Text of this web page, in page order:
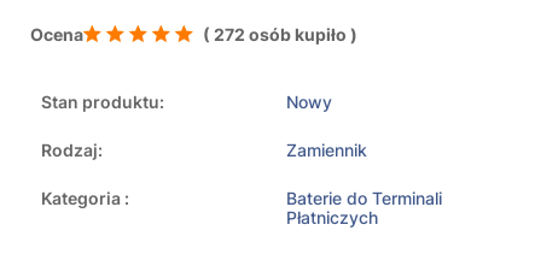
Ocena ( 272 osób kupiło )
Stan produktu: Nowy
Rodzaj: Zamiennik
Kategoria :
Baterie do Terminali
Płatniczych